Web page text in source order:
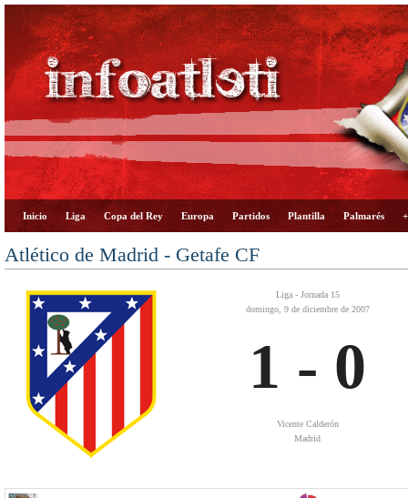
Inicio Liga Copa del Rey Europa Partidos Plantilla Palmarés
Atlético de Madrid - Getafe CF
Liga - Jornada 15
domingo, 9 de diciembre de 2007
1 - 0
Vicente Calderón
Madrid